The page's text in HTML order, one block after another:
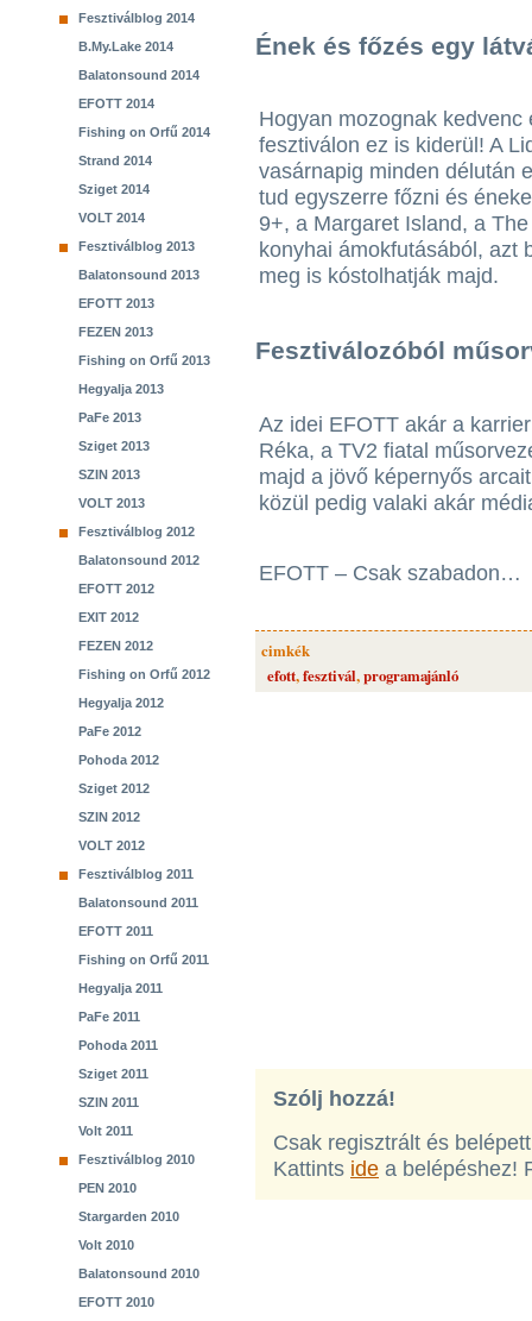
Fesztiválblog 2014
B.My.Lake 2014
Balatonsound 2014
EFOTT 2014
Fishing on Orfű 2014
Strand 2014
Sziget 2014
VOLT 2014
Fesztiválblog 2013
Balatonsound 2013
EFOTT 2013
FEZEN 2013
Fishing on Orfű 2013
Hegyalja 2013
PaFe 2013
Sziget 2013
SZIN 2013
VOLT 2013
Fesztiválblog 2012
Balatonsound 2012
EFOTT 2012
EXIT 2012
FEZEN 2012
Fishing on Orfű 2012
Hegyalja 2012
PaFe 2012
Pohoda 2012
Sziget 2012
SZIN 2012
VOLT 2012
Fesztiválblog 2011
Balatonsound 2011
EFOTT 2011
Fishing on Orfű 2011
Hegyalja 2011
PaFe 2011
Pohoda 2011
Sziget 2011
SZIN 2011
Volt 2011
Fesztiválblog 2010
PEN 2010
Stargarden 2010
Volt 2010
Balatonsound 2010
EFOTT 2010
Ének és főzés egy
Hogyan mozognak
fesztiválon ez is kiderül! A
vasárnapig minden délután
tud egyszerre főzni és
9+, a Margaret Island, a
konyhai ámokfutásából, azt
meg is kóstolhatják majd.
Fesztiválozóból
Az idei EFOTT akár a
Réka, a TV2 fiatal
majd a jövő képernyős
közül pedig valaki akár
EFOTT – Csak szabadon…
cimkék
efott,fesztivál,programajánló
Szólj hozzá!
Csak regisztrált és
Kattints ide a belépéshez!